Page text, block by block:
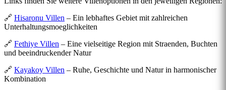
🔗 Hisaronu Villen – Ein lebhaftes Gebiet mit zahlreichen
Unterhaltungsmoeglichkeiten
🔗 Fethiye Villen – Eine vielseitige Region mit Straenden, Buchten
und beeindruckender Natur
🔗 Kayakoy Villen – Ruhe, Geschichte und Natur in harmonischer
Kombination